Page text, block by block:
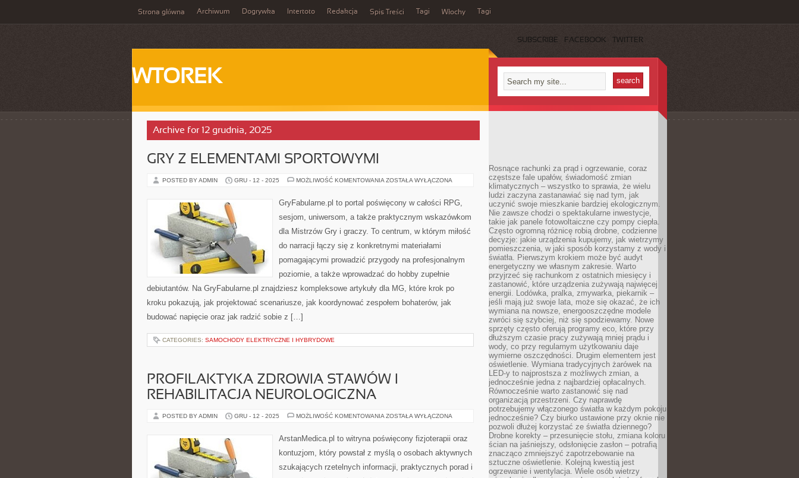
Strona główna Archiwum Dogrywka Intertoto Redakcja Spis Treści Tagi Włochy Tagi
SUBSCRIBE FACEBOOK TWITTER
WTOREK
Archive for 12 grudnia, 2025
GRY Z ELEMENTAMI SPORTOWYMI
POSTED BY ADMIN GRU - 12 - 2025 MOŻLIWOŚĆ KOMENTOWANIA GRY
SPORTOWYMI
ZOSTAŁA WYŁĄCZONA
GryFabularne.pl to portal poświęcony w całości RPG,
sesjom, uniwersom, a także praktycznym wskazówkom
dla Mistrzów Gry i graczy. To centrum, w którym miłość
do narracji łączy się z konkretnymi materiałami
pomagającymi prowadzić przygody na profesjonalnym
poziomie, a także wprowadzać do hobby zupełnie
debiutantów. Na GryFabularne.pl znajdziesz kompleksowe artykuły dla MG, które krok po
kroku pokazują, jak projektować scenariusze, jak koordynować zespołem bohaterów, jak
budować napięcie oraz jak radzić sobie z […]
CATEGORIES: SAMOCHODY ELEKTRYCZNE I HYBRYDOWE
PROFILAKTYKA ZDROWIA STAWÓW I
REHABILITACJA NEUROLOGICZNA
POSTED BY ADMIN GRU - 12 - 2025 MOŻLIWOŚĆ KOMENTOWANIA PROFILAKTYKA
REHABILITACJA
ZOSTAŁA WYŁĄCZONA
ArstanMedica.pl to witryna poświęcony fizjoterapii oraz
kontuzjom, który powstał z myślą o osobach aktywnych
szukających rzetelnych informacji, praktycznych porad i
Rosnące rachunki za prąd i ogrzewanie, coraz
częstsze fale upałów, świadomość zmian
klimatycznych – wszystko to sprawia, że wielu
ludzi zaczyna zastanawiać się nad tym, jak
uczynić swoje mieszkanie bardziej ekologicznym.
Nie zawsze chodzi o spektakularne inwestycje,
takie jak panele fotowoltaiczne czy pompy ciepła.
Często ogromną różnicę robią drobne, codzienne
decyzje: jakie urządzenia kupujemy, jak wietrzymy
pomieszczenia, w jaki sposób korzystamy z wody i
światła. Pierwszym krokiem może być audyt
energetyczny we własnym zakresie. Warto
przyjrzeć się rachunkom z ostatnich miesięcy i
zastanowić, które urządzenia zużywają najwięcej
energii. Lodówka, pralka, zmywarka, piekarnik –
jeśli mają już swoje lata, może się okazać, że ich
wymiana na nowsze, energooszczędne modele
zwróci się szybciej, niż się spodziewamy. Nowe
sprzęty często oferują programy eco, które przy
dłuższym czasie pracy zużywają mniej prądu i
wody, co przy regularnym użytkowaniu daje
wymierne oszczędności. Drugim elementem jest
oświetlenie. Wymiana tradycyjnych żarówek na
LED-y to najprostsza z możliwych zmian, a
jednocześnie jedna z najbardziej opłacalnych.
Równocześnie warto zastanowić się nad
organizacją przestrzeni. Czy naprawdę
potrzebujemy włączonego światła w każdym pokoju
jednocześnie? Czy biurko ustawione przy oknie nie
pozwoli dłużej korzystać ze światła dziennego?
Drobne korekty – przesunięcie stołu, zmiana koloru
ścian na jaśniejszy, odsłonięcie zasłon – potrafią
znacząco zmniejszyć zapotrzebowanie na
sztuczne oświetlenie. Kolejną kwestią jest
ogrzewanie i wentylacja. Wiele osób wietrzy